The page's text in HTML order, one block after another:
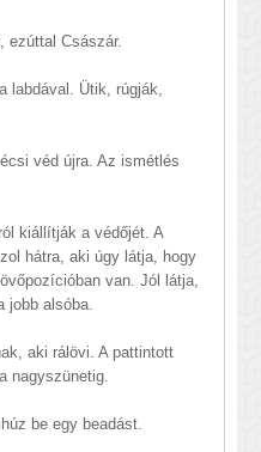
ezúttal Császár.
labdával. Ütik, rúgják,
véd újra. Az ismétlés
kiállítják a védőjét. A
hátra, aki úgy látja, hogy
van. Jól látja,
jobb alsóba.
aki rálövi. A pattintott
nagyszünetig.
be egy beadást.